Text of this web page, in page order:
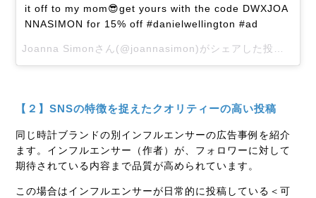
it off to my mom😎get yours with the code DWXJOA
NNASIMON for 15% off #danielwellington #ad
Joanna Simonさん(@joannasimon)がシェアした投稿 –
【２】SNSの特徴を捉えたクオリティーの高い投稿
同じ時計ブランドの別インフルエンサーの広告事例を紹介
ます。インフルエンサー（作者）が、フォロワーに対して
期待されている内容まで品質が高められています。
この場合はインフルエンサーが日常的に投稿している＜可